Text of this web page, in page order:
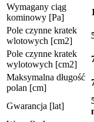
Wymagany ciąg
kominowy [Pa]
Pole czynne kratek
wlotowych [cm2]
Pole czynne kratek
wylotowych [cm2]
Maksymalna długość
polan [cm]
Gwarancja [lat]